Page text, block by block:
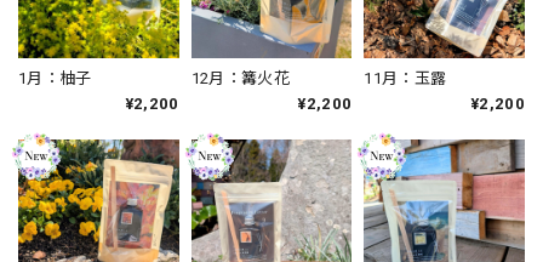
1月：柚子
¥2,200
12月：篝火花
¥2,200
11月：玉露
¥2,200